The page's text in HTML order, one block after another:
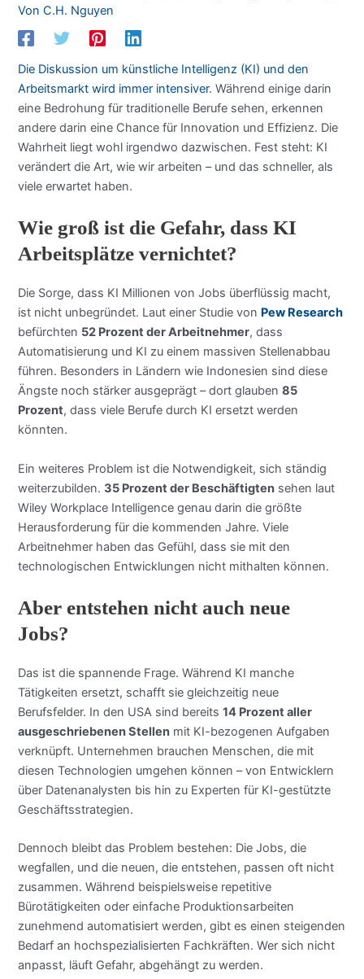
VonC.H. Nguyen
Die Diskussion um künstliche Intelligenz (KI) und den
Arbeitsmarkt wird immer intensiver. Während einige darin
eine Bedrohung für traditionelle Berufe sehen, erkennen
andere darin eine Chance für Innovation und Effizienz. Die
Wahrheit liegt wohl irgendwo dazwischen. Fest steht: KI
verändert die Art, wie wir arbeiten – und das schneller, als
viele erwartet haben.
Wie groß ist die Gefahr, dass KI
Arbeitsplätze vernichtet?
Die Sorge, dass KI Millionen von Jobs überflüssig macht,
ist nicht unbegründet. Laut einer Studie von Pew Research
befürchten 52 Prozent der Arbeitnehmer, dass
Automatisierung und KI zu einem massiven Stellenabbau
führen. Besonders in Ländern wie Indonesien sind diese
Ängste noch stärker ausgeprägt – dort glauben85
Prozent, dass viele Berufe durch KI ersetzt werden
könnten.
Ein weiteres Problem ist die Notwendigkeit, sich ständig
weiterzubilden. 35 Prozent der Beschäftigten sehen laut
Wiley Workplace Intelligence genau darin die größte
Herausforderung für die kommenden Jahre. Viele
Arbeitnehmer haben das Gefühl, dass sie mit den
technologischen Entwicklungen nicht mithalten können.
Aber entstehen nicht auch neue
Jobs?
Das ist die spannende Frage. Während KI manche
Tätigkeiten ersetzt, schafft sie gleichzeitig neue
Berufsfelder. In den USA sind bereits14 Prozent aller
ausgeschriebenen Stellen mit KI-bezogenen Aufgaben
verknüpft. Unternehmen brauchen Menschen, die mit
diesen Technologien umgehen können – von Entwicklern
über Datenanalysten bis hin zu Experten für KI-gestützte
Geschäftsstrategien.
Dennoch bleibt das Problem bestehen: Die Jobs, die
wegfallen, und die neuen, die entstehen, passen oft nicht
zusammen. Während beispielsweise repetitive
Bürotätigkeiten oder einfache Produktionsarbeiten
zunehmend automatisiert werden, gibt es einen steigenden
Bedarf an hochspezialisierten Fachkräften. Wer sich nicht
anpasst, läuft Gefahr, abgehängt zu werden.